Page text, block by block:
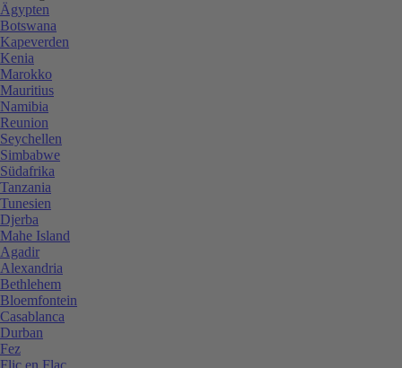
Ägypten
Botswana
Kapeverden
Kenia
Marokko
Mauritius
Namibia
Reunion
Seychellen
Simbabwe
Südafrika
Tanzania
Tunesien
Djerba
Mahe Island
Agadir
Alexandria
Bethlehem
Bloemfontein
Casablanca
Durban
Fez
Flic en Flac